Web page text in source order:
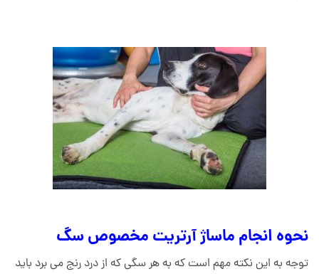
نحوه انجام ماساژ آرتریت مخصوص سگ
توجه به این نکته مهم است که به هر سگی که از درد رنج می برد باید